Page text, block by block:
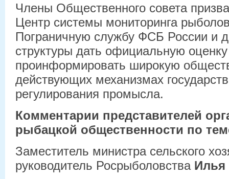
Члены Общественного совета
Центр системы мониторинга
Пограничную службу ФСБ России и
структуры дать официальную
проинформировать широкую
действующих механизмах
регулирования промысла.
Комментарии представителей
рыбацкой общественности по
Заместитель министра сельского
руководитель Росрыболовства Илья